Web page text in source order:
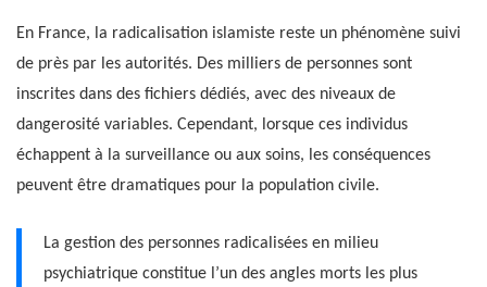
En France, la radicalisation islamiste reste un phénomène suivi
de près par les autorités. Des milliers de personnes sont
inscrites dans des fichiers dédiés, avec des niveaux de
dangerosité variables. Cependant, lorsque ces individus
échappent à la surveillance ou aux soins, les conséquences
peuvent être dramatiques pour la population civile.
La gestion des personnes radicalisées en milieu
psychiatrique constitue l’un des angles morts les plus